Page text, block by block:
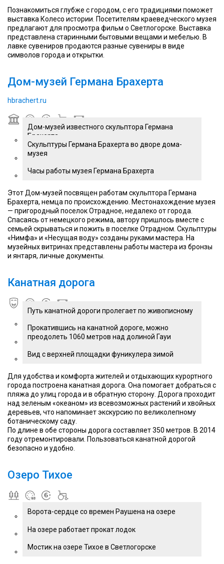
Познакомиться глубже с городом, с его традициями поможет
выставка Колесо истории. Посетителям краеведческого музея
предлагают для просмотра фильм о Светлогорске. Выставка
представлена старинными бытовыми вещами и мебелью. В
лавке сувениров продаются разные сувениры в виде
символов города и открытки.
Дом-музей Германа Брахерта
hbrachert.ru
Дом-музей известного скульптора Германа
Брахерта
Скульптуры Германа Брахерта во дворе дома-
музея
Часы работы музея Германа Брахерта
Этот Дом-музей посвящен работам скульптора Германа
Брахерта, немца по происхождению. Местонахождение музея
— пригородный поселок Отрадное, недалеко от города.
Спасаясь от немецкого режима, автору пришлось вместе с
семьей скрываться и пожить в поселке Отрадном. Скульптуры
«Нимфа» и «Несущая воду» созданы руками мастера. На
музейных витринах представлены работы мастера из бронзы
и янтаря, личные документы.
Канатная дорога
Путь канатной дороги пролегает по живописному
Прокатившись на канатной дороге, можно
преодолеть 1060 метров над долиной Гауи
Вид с верхней площадки фуникулера зимой
Для удобства и комфорта жителей и отдыхающих курортного
города построена канатная дорога. Она помогает добраться с
пляжа до улиц города и в обратную сторону. Дорога проходит
над зеленым «океаном» из всевозможных растений и хвойных
деревьев, что напоминает экскурсию по великолепному
ботаническому саду.
По длине в обе стороны дорога составляет 350 метров. В 2014
году отремонтировали. Пользоваться канатной дорогой
безопасно и удобно.
Озеро Тихое
Ворота-сердце со времен Раушена на озере
На озере работает прокат лодок
Мостик на озере Тихое в Светлогорске